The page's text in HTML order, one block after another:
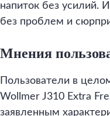
напиток без усилий.
без проблем и
Мнения
Пользователи в
Wollmer J310 Extra
заявленным